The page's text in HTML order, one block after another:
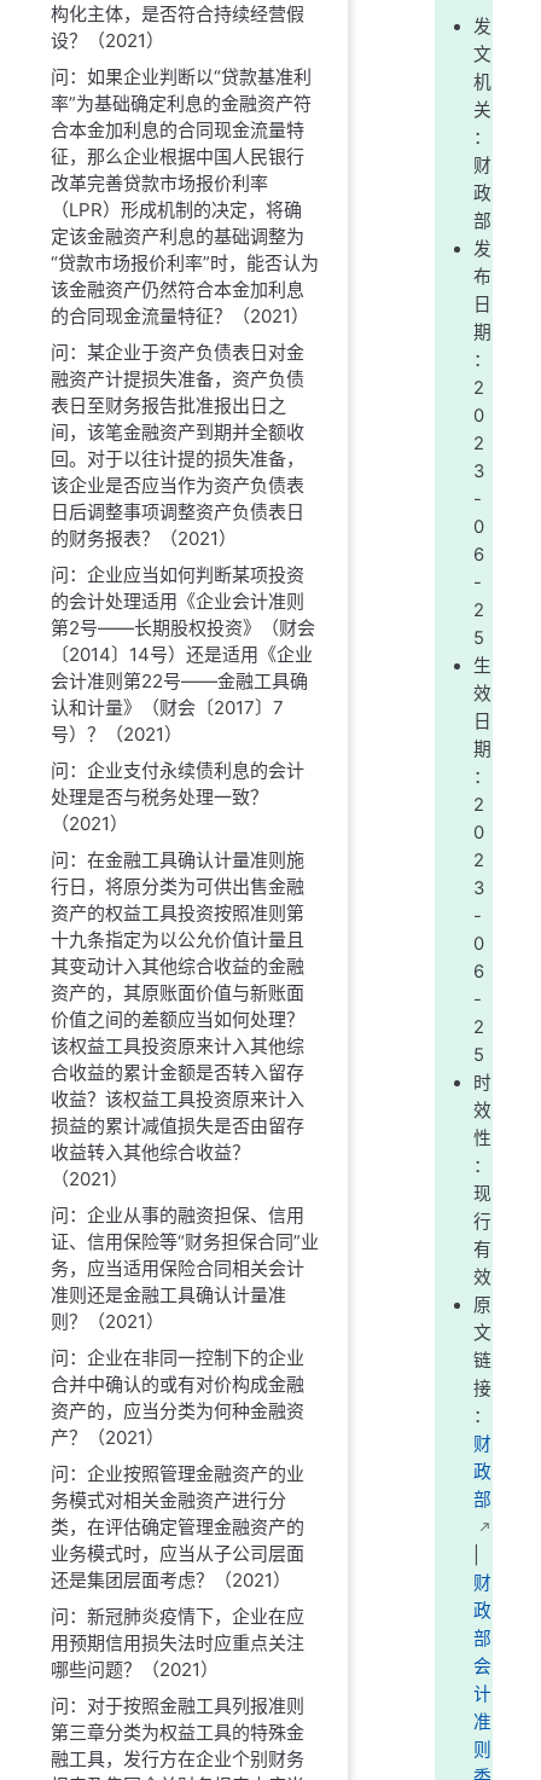
构化主体，是否符合持续经营假
设？（2021）
问：如果企业判断以“贷款基准利
率”为基础确定利息的金融资产符
合本金加利息的合同现金流量特
征，那么企业根据中国人民银行
改革完善贷款市场报价利率
（LPR）形成机制的决定，将确
定该金融资产利息的基础调整为
“贷款市场报价利率”时，能否认为
该金融资产仍然符合本金加利息
的合同现金流量特征？（2021）
问：某企业于资产负债表日对金
融资产计提损失准备，资产负债
表日至财务报告批准报出日之
间，该笔金融资产到期并全额收
回。对于以往计提的损失准备，
该企业是否应当作为资产负债表
日后调整事项调整资产负债表日
的财务报表？（2021）
问：企业应当如何判断某项投资
的会计处理适用《企业会计准则
第2号——长期股权投资》（财会
〔2014〕14号）还是适用《企业
会计准则第22号——金融工具确
认和计量》（财会〔2017〕7
号）？（2021）
问：企业支付永续债利息的会计
处理是否与税务处理一致？
（2021）
问：在金融工具确认计量准则施
行日，将原分类为可供出售金融
资产的权益工具投资按照准则第
十九条指定为以公允价值计量且
其变动计入其他综合收益的金融
资产的，其原账面价值与新账面
价值之间的差额应当如何处理？
该权益工具投资原来计入其他综
合收益的累计金额是否转入留存
收益？该权益工具投资原来计入
损益的累计减值损失是否由留存
收益转入其他综合收益？
（2021）
问：企业从事的融资担保、信用
证、信用保险等“财务担保合同”业
务，应当适用保险合同相关会计
准则还是金融工具确认计量准
则？（2021）
问：企业在非同一控制下的企业
合并中确认的或有对价构成金融
资产的，应当分类为何种金融资
产？（2021）
问：企业按照管理金融资产的业
务模式对相关金融资产进行分
类，在评估确定管理金融资产的
业务模式时，应当从子公司层面
还是集团层面考虑？（2021）
问：新冠肺炎疫情下，企业在应
用预期信用损失法时应重点关注
哪些问题？（2021）
问：对于按照金融工具列报准则
第三章分类为权益工具的特殊金
融工具，发行方在企业个别财务
发
文
机
关
：
财
政
部
发
布
日
期
：
2
0
2
3
-
0
6
-
2
5
生
效
日
期
：
2
0
2
3
-
0
6
-
2
5
时
效
性
：
现
行
有
效
原
文
链
接
：
财
政
部
财
政
部
会
计
准
则